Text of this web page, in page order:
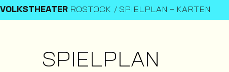
VOLKSTHEATER ROSTOCK SPIELPLAN + KARTEN
SPIELPLAN